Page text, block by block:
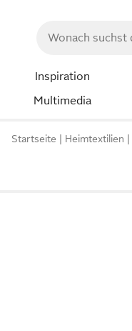
Inspiration
Multimedia
Startseite Heimtextilien